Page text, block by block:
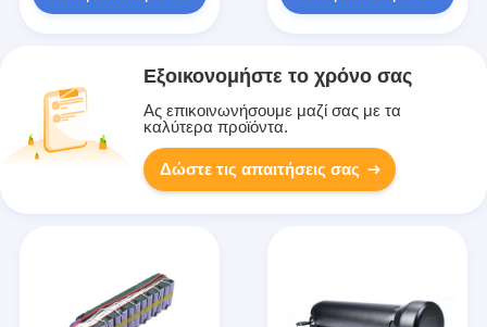
Εξοικονομήστε το χρόνο σας
Ας επικοινωνήσουμε μαζί σας με τα
καλύτερα προϊόντα.
Δώστε τις απαιτήσεις σας